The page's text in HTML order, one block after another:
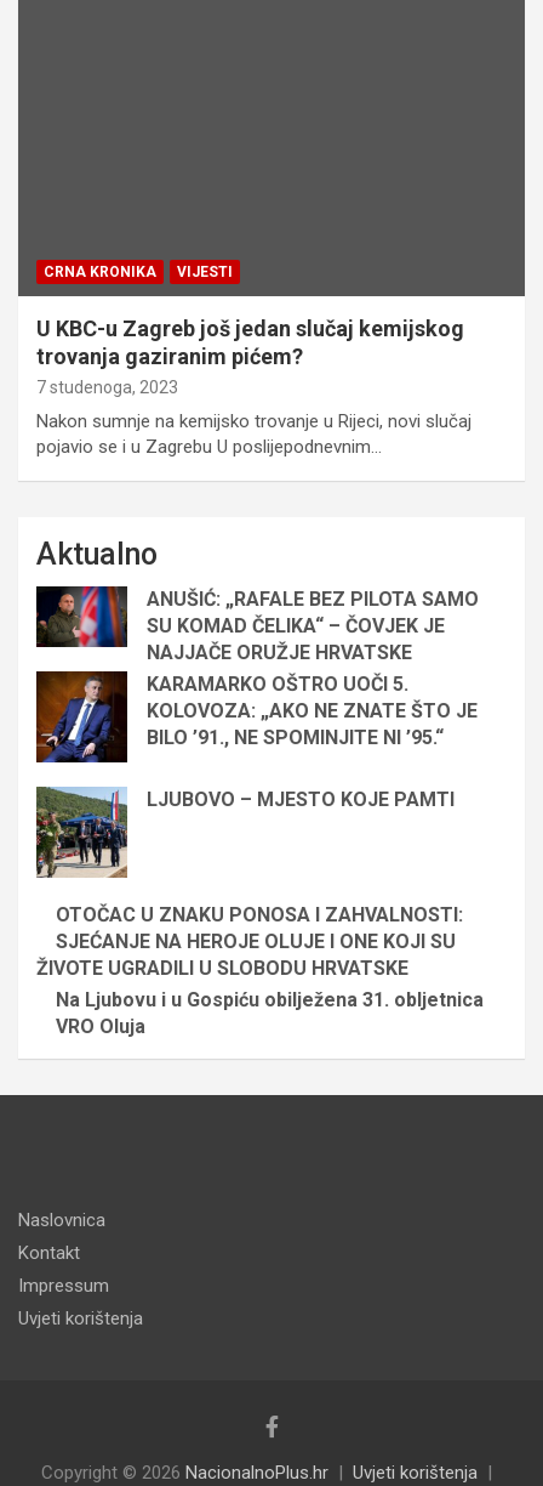
CRNA KRONIKA VIJESTI
U KBC-u Zagreb još jedan slučaj kemijskog
trovanja gaziranim pićem?
7 studenoga, 2023
Nakon sumnje na kemijsko trovanje u Rijeci, novi slučaj
pojavio se i u Zagrebu U poslijepodnevnim…
Aktualno
ANUŠIĆ: „RAFALE BEZ PILOTA SAMO
SU KOMAD ČELIKA“ – ČOVJEK JE
NAJJAČE ORUŽJE HRVATSKE
KARAMARKO OŠTRO UOČI 5.
KOLOVOZA: „AKO NE ZNATE ŠTO JE
BILO ’91., NE SPOMINJITE NI ’95.“
LJUBOVO – MJESTO KOJE PAMTI
OTOČAC U ZNAKU PONOSA I ZAHVALNOSTI:
SJEĆANJE NA HEROJE OLUJE I ONE KOJI SU
ŽIVOTE UGRADILI U SLOBODU HRVATSKE
Na Ljubovu i u Gospiću obilježena 31. obljetnica
VRO Oluja
Naslovnica
Kontakt
Impressum
Uvjeti korištenja
Copyright © 2026 NacionalnoPlus.hr Uvjeti korištenja